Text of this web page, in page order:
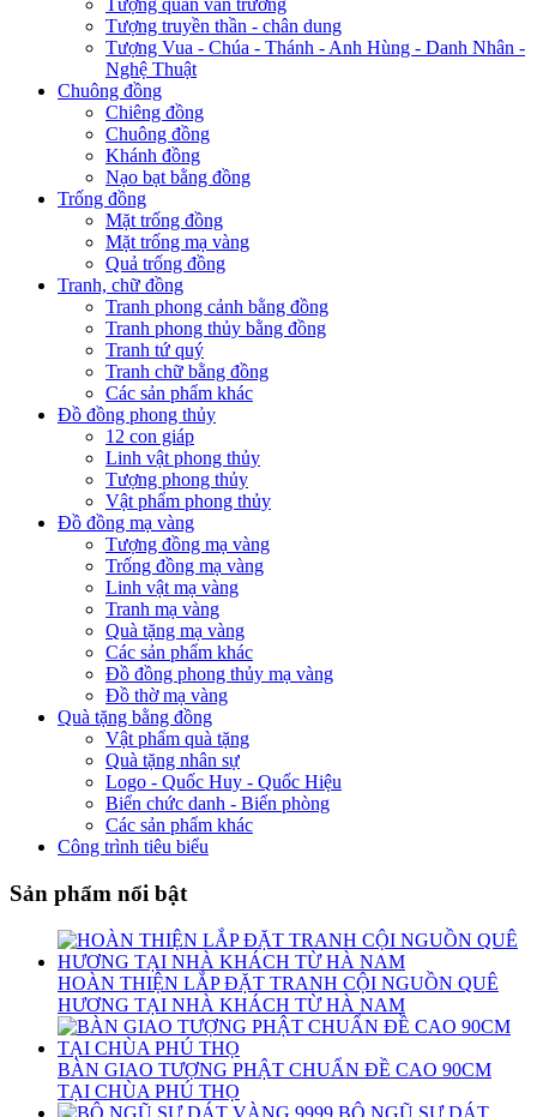
Tượng quan vân trường
Tượng truyền thần - chân dung
Tượng Vua - Chúa - Thánh - Anh Hùng - Danh Nhân -
Nghệ Thuật
Chuông đồng
Chiêng đồng
Chuông đồng
Khánh đồng
Nạo bạt bằng đồng
Trống đồng
Mặt trống đồng
Mặt trống mạ vàng
Quả trống đồng
Tranh, chữ đồng
Tranh phong cảnh bằng đồng
Tranh phong thủy bằng đồng
Tranh tứ quý
Tranh chữ bằng đồng
Các sản phẩm khác
Đồ đồng phong thủy
12 con giáp
Linh vật phong thủy
Tượng phong thủy
Vật phẩm phong thủy
Đồ đồng mạ vàng
Tượng đồng mạ vàng
Trống đồng mạ vàng
Linh vật mạ vàng
Tranh mạ vàng
Quà tặng mạ vàng
Các sản phẩm khác
Đồ đồng phong thủy mạ vàng
Đồ thờ mạ vàng
Quà tặng bằng đồng
Vật phẩm quà tặng
Quà tặng nhân sự
Logo - Quốc Huy - Quốc Hiệu
Biển chức danh - Biển phòng
Các sản phẩm khác
Công trình tiêu biểu
Sản phẩm nổi bật
HOÀN THIỆN LẮP ĐẶT TRANH CỘI NGUỒN QUÊ
HƯƠNG TẠI NHÀ KHÁCH TỪ HÀ NAM
BÀN GIAO TƯỢNG PHẬT CHUẨN ĐỀ CAO 90CM
TẠI CHÙA PHÚ THỌ
BỘ NGŨ SỰ DÁT